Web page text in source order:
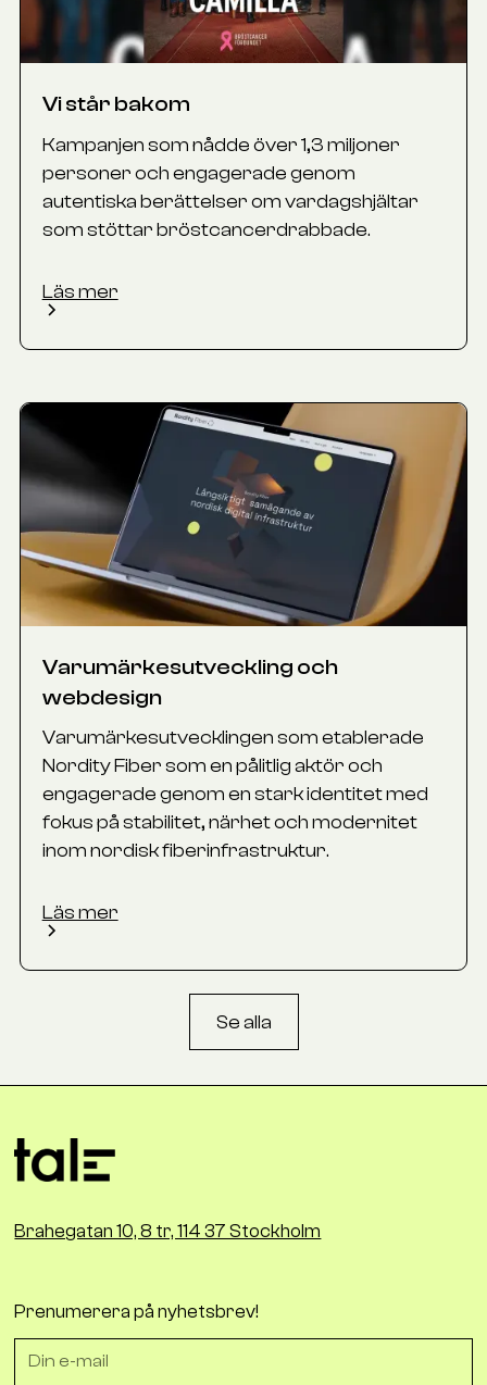
Vi står bakom
Kampanjen som nådde över 1,3 miljoner
personer och engagerade genom
autentiska berättelser om vardagshjältar
som stöttar bröstcancerdrabbade.
Läs mer
Varumärkesutveckling och
webdesign
Varumärkesutvecklingen som etablerade
Nordity Fiber som en pålitlig aktör och
engagerade genom en stark identitet med
fokus på stabilitet, närhet och modernitet
inom nordisk fiberinfrastruktur.
Läs mer
Se alla
Brahegatan 10, 8 tr, 114 37 Stockholm
Prenumerera på nyhetsbrev!